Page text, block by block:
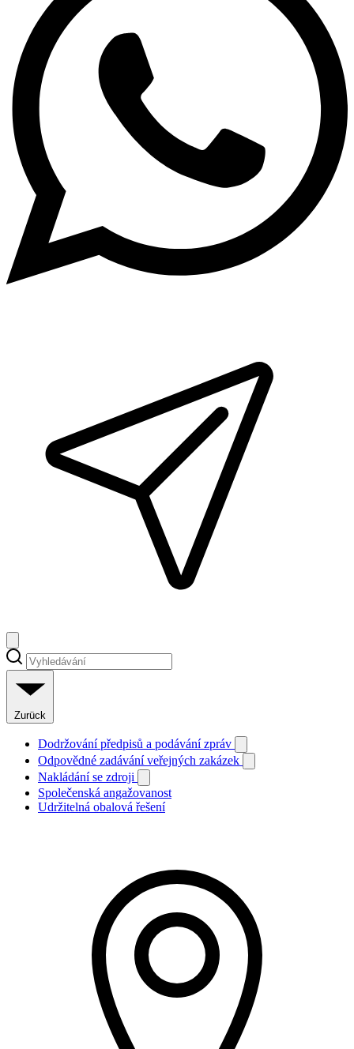
Zurück
Dodržování předpisů a podávání zpráv
Odpovědné zadávání veřejných zakázek
Nakládání se zdroji
Společenská angažovanost
Udržitelná obalová řešení